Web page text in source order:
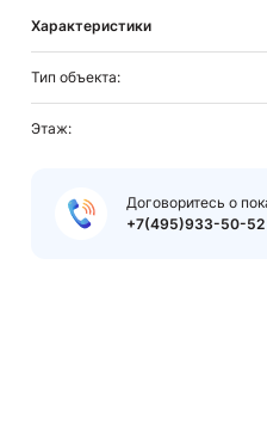
Характеристики
Тип объекта:
Этаж:
Договоритесь о
+7(495)933-50-52